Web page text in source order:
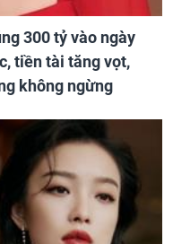
300 tỷ vào ngày
tiền tài tăng vọt,
không ngừng